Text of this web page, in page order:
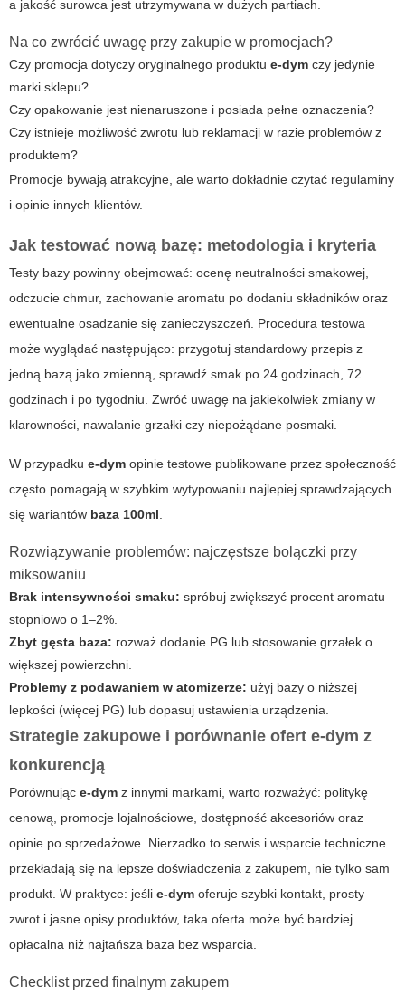
a jakość surowca jest utrzymywana w dużych partiach.
Na co zwrócić uwagę przy zakupie w promocjach?
Czy promocja dotyczy oryginalnego produktu e-dym czy jedynie
marki sklepu?
Czy opakowanie jest nienaruszone i posiada pełne oznaczenia?
Czy istnieje możliwość zwrotu lub reklamacji w razie problemów z
produktem?
Promocje bywają atrakcyjne, ale warto dokładnie czytać regulaminy
i opinie innych klientów.
Jak testować nową bazę: metodologia i kryteria
Testy bazy powinny obejmować: ocenę neutralności smakowej,
odczucie chmur, zachowanie aromatu po dodaniu składników oraz
ewentualne osadzanie się zanieczyszczeń. Procedura testowa
może wyglądać następująco: przygotuj standardowy przepis z
jedną bazą jako zmienną, sprawdź smak po 24 godzinach, 72
godzinach i po tygodniu. Zwróć uwagę na jakiekolwiek zmiany w
klarowności, nawalanie grzałki czy niepożądane posmaki.
W przypadku e-dym opinie testowe publikowane przez społeczność
często pomagają w szybkim wytypowaniu najlepiej sprawdzających
się wariantów baza 100ml
Rozwiązywanie problemów: najczęstsze bolączki przy
miksowaniu
Brak intensywności smaku: spróbuj zwiększyć procent aromatu
stopniowo o 1–2%.
Zbyt gęsta baza: rozważ dodanie PG lub stosowanie grzałek o
większej powierzchni.
Problemy z podawaniem w atomizerze: użyj bazy o niższej
lepkości (więcej PG) lub dopasuj ustawienia urządzenia.
Strategie zakupowe i porównanie ofert e-dym z
konkurencją
Porównując e-dym z innymi markami, warto rozważyć: politykę
cenową, promocje lojalnościowe, dostępność akcesoriów oraz
opinie po sprzedażowe. Nierzadko to serwis i wsparcie techniczne
przekładają się na lepsze doświadczenia z zakupem, nie tylko sam
produkt. W praktyce: jeśli e-dym oferuje szybki kontakt, prosty
zwrot i jasne opisy produktów, taka oferta może być bardziej
opłacalna niż najtańsza baza bez wsparcia.
Checklist przed finalnym zakupem